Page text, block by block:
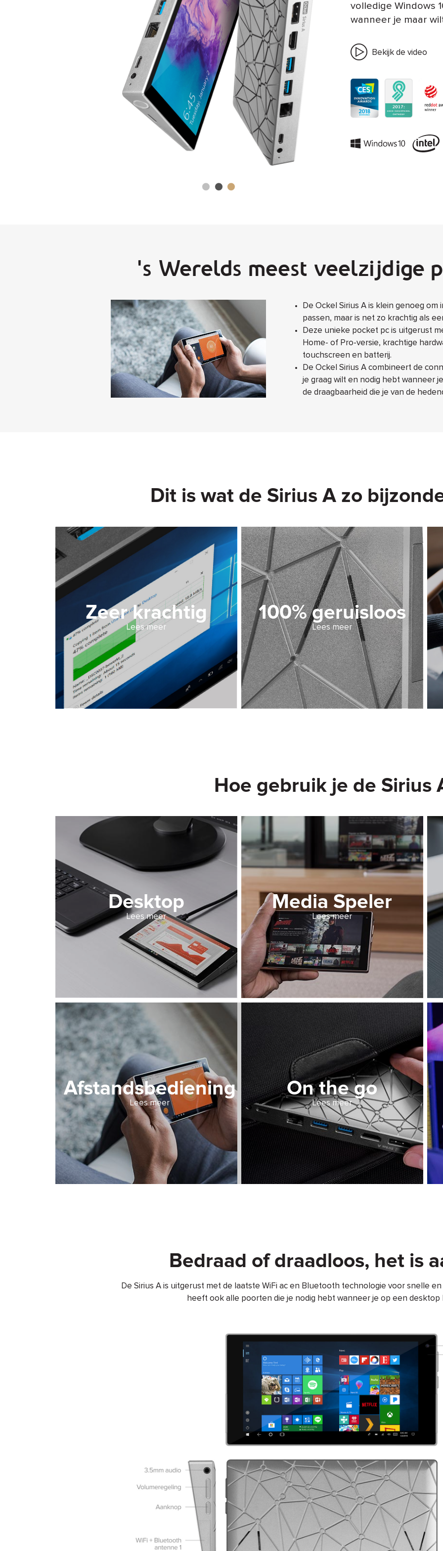
MaanMeteoor
Venus
volledige Windows
wanneer je maar
Bekijk de video
's Werelds meest veelzijdige
De Ockel Sirius A is klein genoeg om
passen, maar is net zo krachtig als
Deze unieke pocket pc is uitgerust
Home- of Pro-versie, krachtige
touchscreen en batterij.
De Ockel Sirius A combineert de
je graag wilt en nodig hebt wanneer
de draagbaarheid die je van de
Dit is wat de Sirius A zo
Zeer krachtig
Lees meer
100% geruisloos
Lees meer
Hoe gebruik je de Sirius
Desktop
Lees meer
Media Speler
Lees meer
Afstandsbediening
Lees meer
On the go
Lees meer
Bedraad of draadloos, het is
De Sirius A is uitgerust met de laatste WiFi ac en Bluetooth technologie voor snelle
heeft ook alle poorten die je nodig hebt wanneer je op een desktop